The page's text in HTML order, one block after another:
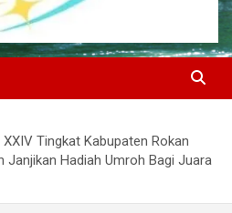
Media
Tingkat Kabupaten Rokan
Janjikan Hadiah Umroh Bagi Juara